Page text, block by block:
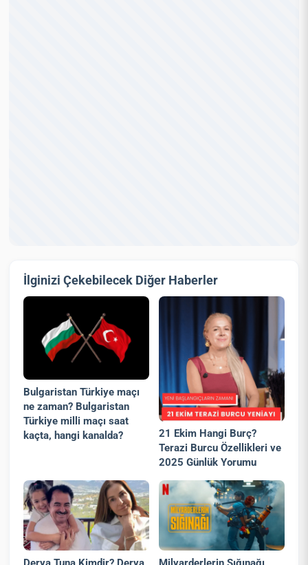
İlginizi Çekebilecek Diğer Haberler
Bulgaristan Türkiye maçı
ne zaman? Bulgaristan
Türkiye milli maçı saat
kaçta, hangi kanalda?
21 Ekim Hangi Burç?
Terazi Burcu Özellikleri ve
2025 Günlük Yorumu